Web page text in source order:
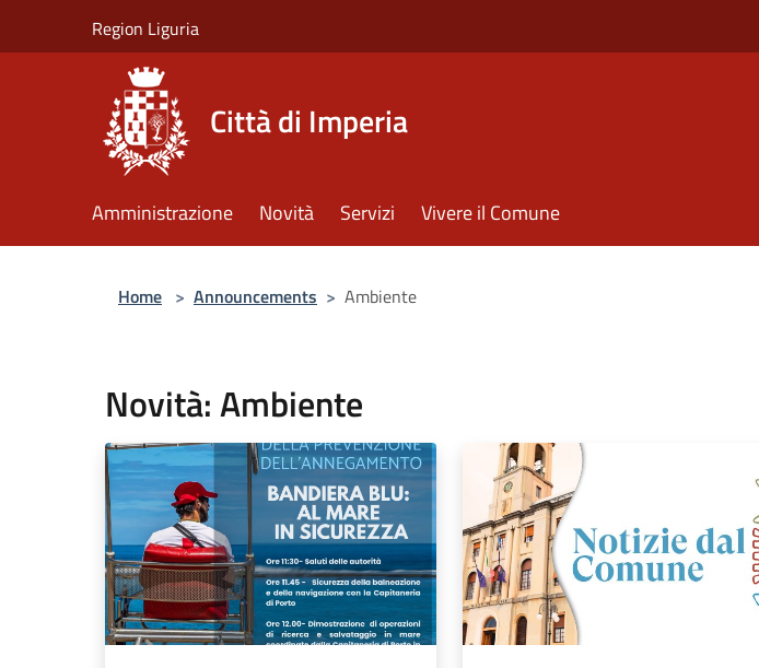
Region Liguria
Città di Imperia
Amministrazione Novità Servizi Vivere il Comune
Home > Announcements > Ambiente
Novità: Ambiente